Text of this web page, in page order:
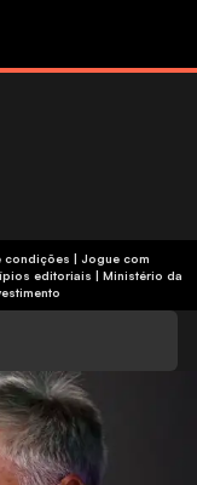
editoriais | Ministério da